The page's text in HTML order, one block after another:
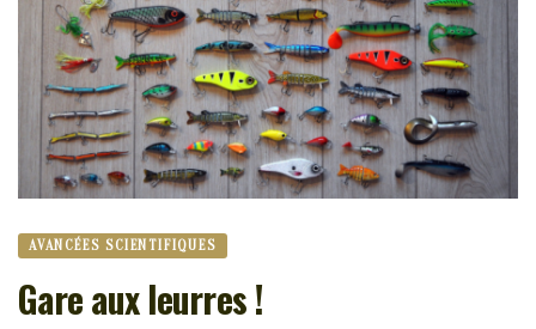
AVANCÉES SCIENTIFIQUES
Gare aux leurres !